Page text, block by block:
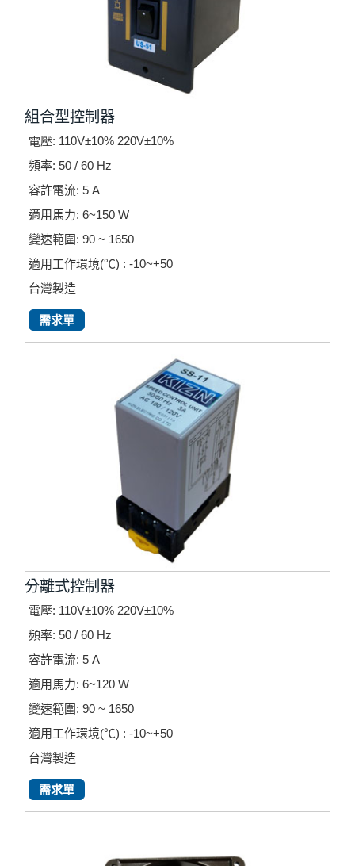
組合型控制器
電壓: 110V±10% 220V±10%
頻率: 50 / 60 Hz
容許電流: 5 A
適用馬力: 6~150 W
變速範圍: 90 ~ 1650
適用工作環境(℃) : -10~+50
台灣製造
需求單
分離式控制器
電壓: 110V±10% 220V±10%
頻率: 50 / 60 Hz
容許電流: 5 A
適用馬力: 6~120 W
變速範圍: 90 ~ 1650
適用工作環境(℃) : -10~+50
台灣製造
需求單